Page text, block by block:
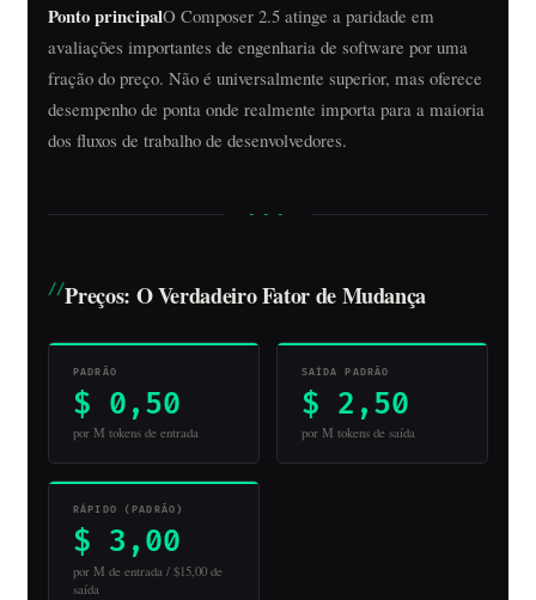
Ponto principalO Composer 2.5 atinge a paridade em
avaliações importantes de engenharia de software por uma
fração do preço. Não é universalmente superior, mas oferece
desempenho de ponta onde realmente importa para a maioria
dos fluxos de trabalho de desenvolvedores.
Preços: O Verdadeiro Fator de Mudança
PADRÃO
$ 0,50
por M tokens de entrada
SAÍDA PADRÃO
$ 2,50
por M tokens de saída
RÁPIDO (PADRÃO)
$ 3,00
por M de entrada / $15,00 de
saída